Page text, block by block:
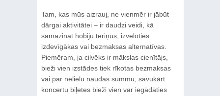
Tam, kas mūs aizrauj, ne vienmēr ir jābūt
dārgai aktivitātei – ir daudzi veidi, kā
samazināt hobiju tēriņus, izvēloties
izdevīgākas vai bezmaksas alternatīvas.
Piemēram, ja cilvēks ir mākslas cienītājs,
bieži vien izstādes tiek rīkotas bezmaksas
vai par nelielu naudas summu, savukārt
koncertu biļetes bieži vien var iegādāties